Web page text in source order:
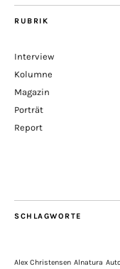
RUBRIK
Interview
Kolumne
Magazin
Porträt
Report
SCHLAGWORTE
Alex Christensen Alnatura